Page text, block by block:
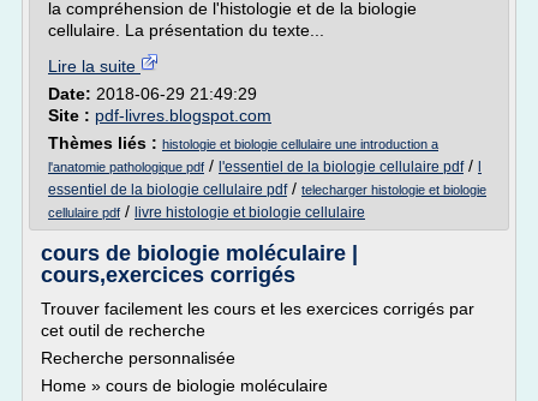
la compréhension de l'histologie et de la biologie
cellulaire. La présentation du texte...
Lire la suite
Date: 2018-06-29 21:49:29
Site : pdf-livres.blogspot.com
Thèmes liés : histologie et biologie cellulaire une introduction a
l'anatomie pathologique pdf / l'essentiel de la biologie cellulaire pdf/
essentiel de la biologie cellulaire pdf/ telecharger histologie et biologie
cellulaire pdf / livre histologie et biologie cellulaire
cours de biologie moléculaire |
cours,exercices corrigés
Trouver facilement les cours et les exercices corrigés par
cet outil de recherche
Recherche personnalisée
Home » cours de biologie moléculaire